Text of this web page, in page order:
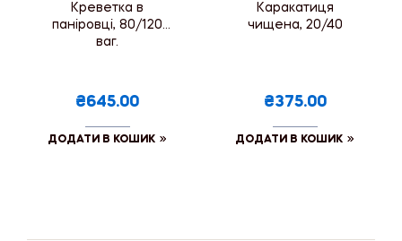
Креветка в
паніровці, 80/120
ваг.
₴645.00
ДОДАТИ В КОШИК
Каракатиця
чищена, 20/40
₴375.00
ДОДАТИ В КОШИК